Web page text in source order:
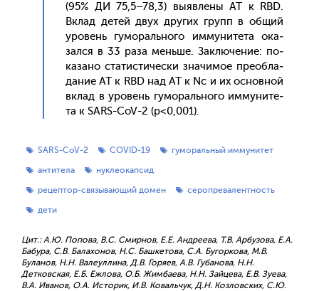
(95% ДИ 75,5–78,3) вы­яв­ле­ны AT к RBD.
Вклад де­тей двух дру­гих групп в об­щий
уро­вень гу­мораль­но­го им­му­ните­та ока­
зал­ся в 33 ра­за мень­ше. Зак­лю­чение: по­
каза­но ста­тис­ти­чес­ки зна­чимое пре­об­ла­
дание AT к RBD над AT к Nс и их ос­новной
вклад в уро­вень гу­мораль­но­го им­му­ните­
та к SARS-CoV-2 (р<0,001).
SARS-CoV-2 COVID-19
гуморальный иммунитет
антитела
нуклеокапсид
рецептор-связывающий домен
серопревалентность
дети
Цит.: А.Ю. Попова, В.С. Смирнов, Е.Е. Андреева, Т.В. Арбузова, Е.А.
Бабура, С.В. Балахонов, Н.С. Башкетова, С.А. Бугоркова, М.В.
Буланов, Н.Н. Валеуллина, Д.В. Горяев, А.В. Губанова, Н.Н.
Детковская, Е.Б. Ежлова, О.Б. Жимбаева, Н.Н. Зайцева, Е.В. Зуева,
В.А. Иванов, О.А. Историк, И.В. Ковальчук, Д.Н. Козловских, С.Ю.